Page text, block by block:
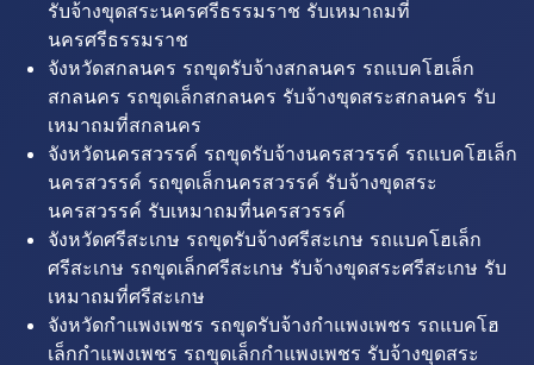
รับจ้างขุดสระนครศรีธรรมราช รับเหมาถมที่
นครศรีธรรมราช
จังหวัดสกลนคร รถขุดรับจ้างสกลนคร รถแบคโฮเล็ก
สกลนคร รถขุดเล็กสกลนคร รับจ้างขุดสระสกลนคร รับ
เหมาถมที่สกลนคร
จังหวัดนครสวรรค์ รถขุดรับจ้างนครสวรรค์ รถแบคโฮเล็ก
นครสวรรค์ รถขุดเล็กนครสวรรค์ รับจ้างขุดสระ
นครสวรรค์ รับเหมาถมที่นครสวรรค์
จังหวัดศรีสะเกษ รถขุดรับจ้างศรีสะเกษ รถแบคโฮเล็ก
ศรีสะเกษ รถขุดเล็กศรีสะเกษ รับจ้างขุดสระศรีสะเกษ รับ
เหมาถมที่ศรีสะเกษ
จังหวัดกำแพงเพชร รถขุดรับจ้างกำแพงเพชร รถแบคโฮ
เล็กกำแพงเพชร รถขุดเล็กกำแพงเพชร รับจ้างขุดสระ